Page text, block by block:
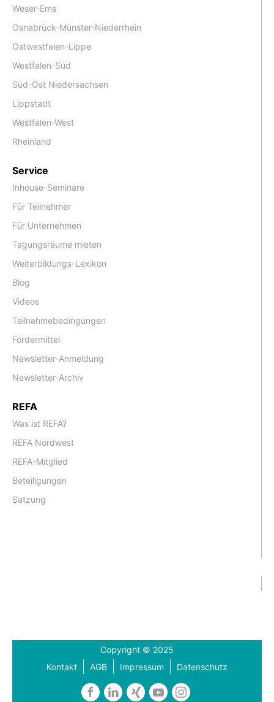
Weser-Ems
Osnabrück-Münster-Niederrhein
Ostwestfalen-Lippe
Westfalen-Süd
Süd-Ost Niedersachsen
Lippstadt
Westfalen-West
Rheinland
Service
Inhouse-Seminare
Für Teilnehmer
Für Unternehmen
Tagungsräume mieten
Weiterbildungs-Lexikon
Blog
Videos
Teilnahmebedingungen
Fördermittel
Newsletter-Anmeldung
Newsletter-Archiv
REFA
Was ist REFA?
REFA Nordwest
REFA-Mitglied
Beteiligungen
Satzung
Copyright © 2025
Kontakt
AGB Impressum Datenschutz